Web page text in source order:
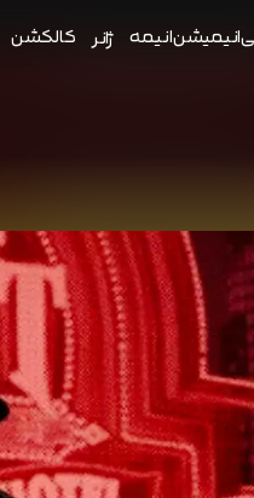
انیمیشنانیمه ژانر کالکشن